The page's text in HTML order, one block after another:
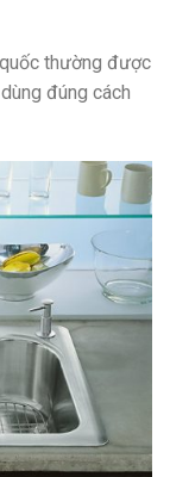
thường được
đúng cách